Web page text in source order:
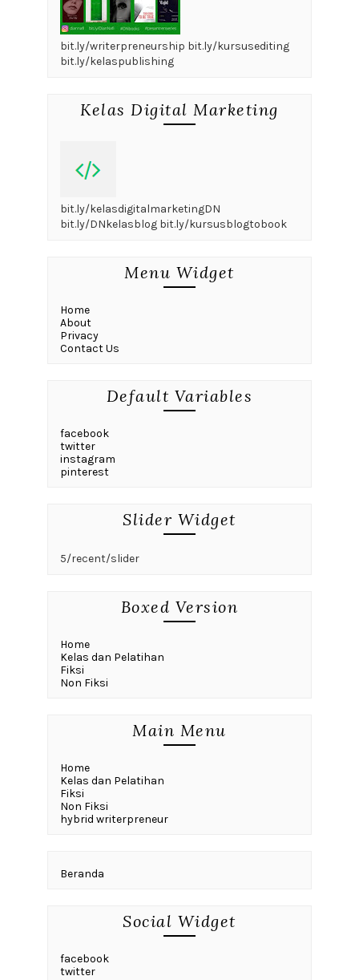
bit.ly/writerpreneurship bit.ly/kursusediting
bit.ly/kelaspublishing
Kelas Digital Marketing
bit.ly/kelasdigitalmarketingDN
bit.ly/DNkelasblog bit.ly/kursusblogtobook
Menu Widget
Home
About
Privacy
Contact Us
Default Variables
facebook
twitter
instagram
pinterest
Slider Widget
5/recent/slider
Boxed Version
Home
Kelas dan Pelatihan
Fiksi
Non Fiksi
Main Menu
Home
Kelas dan Pelatihan
Fiksi
Non Fiksi
hybrid writerpreneur
Beranda
Social Widget
facebook
twitter